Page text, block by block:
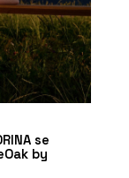
se
by